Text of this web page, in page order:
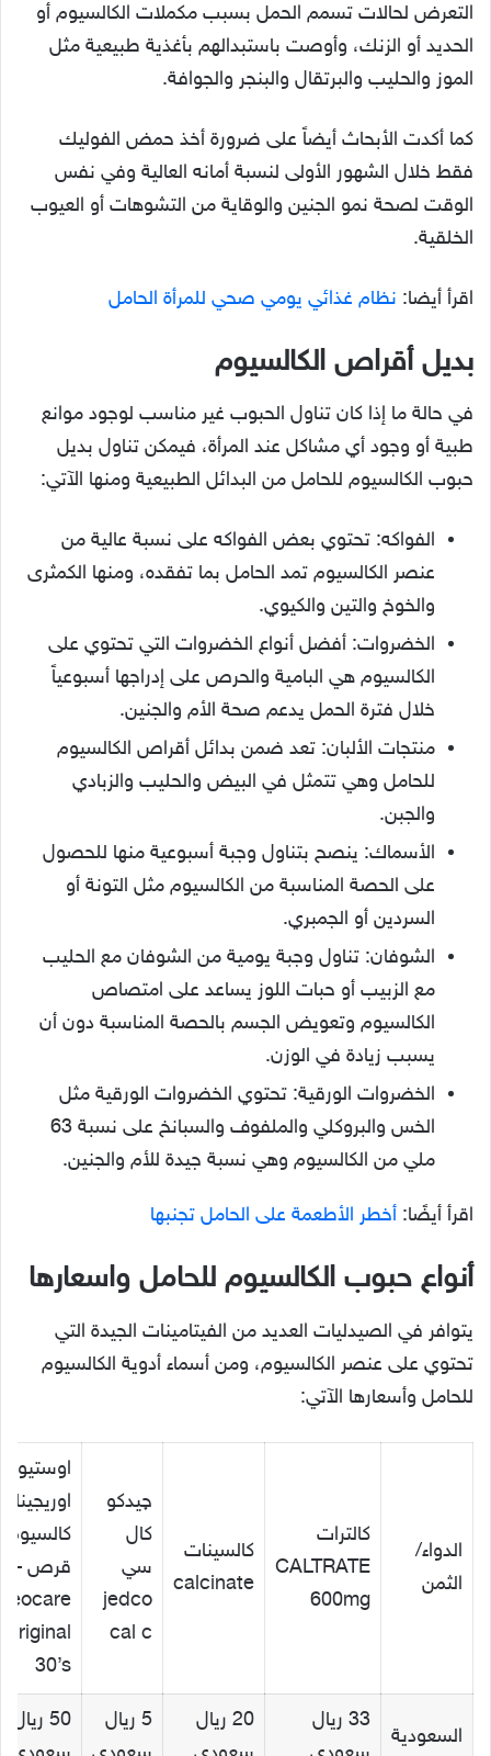
التعرض لحالات تسمم الحمل بسبب مكملات الكالسيوم أو
الحديد أو الزنك، وأوصت باستبدالهم بأغذية طبيعية مثل
الموز والحليب والبرتقال والبنجر والجوافة.
كما أكدت الأبحاث أيضاً على ضرورة أخذ حمض الفوليك
فقط خلال الشهور الأولى لنسبة أمانه العالية وفي نفس
الوقت لصحة نمو الجنين والوقاية من التشوهات أو العيوب
الخلقية.
اقرأ أيضا: نظام غذائي يومي صحي للمرأة الحامل
بديل أقراص الكالسيوم
في حالة ما إذا كان تناول الحبوب غير مناسب لوجود موانع
طبية أو وجود أي مشاكل عند المرأة، فيمكن تناول بديل
حبوب الكالسيوم للحامل من البدائل الطبيعية ومنها الآتي:
الفواكه: تحتوي بعض الفواكه على نسبة عالية من
عنصر الكالسيوم تمد الحامل بما تفقده، ومنها الكمثرى
والخوخ والتين والكيوي.
الخضروات: أفضل أنواع الخضروات التي تحتوي على
الكالسيوم هي البامية والحرص على إدراجها أسبوعياً
خلال فترة الحمل يدعم صحة الأم والجنين.
منتجات الألبان: تعد ضمن بدائل أقراص الكالسيوم
للحامل وهي تتمثل في البيض والحليب والزبادي
والجبن.
الأسماك: ينصح بتناول وجبة أسبوعية منها للحصول
على الحصة المناسبة من الكالسيوم مثل التونة أو
السردين أو الجمبري.
الشوفان: تناول وجبة يومية من الشوفان مع الحليب
مع الزبيب أو حبات اللوز يساعد على امتصاص
الكالسيوم وتعويض الجسم بالحصة المناسبة دون أن
يسبب زيادة في الوزن.
الخضروات الورقية: تحتوي الخضروات الورقية مثل
الخس والبروكلي والملفوف والسبانخ على نسبة 63
ملي من الكالسيوم وهي نسبة جيدة للأم والجنين.
اقرأ أيضًا: أخطر الأطعمة على الحامل تجنبها
أنواع حبوب الكالسيوم للحامل واسعارها
يتوافر في الصيدليات العديد من الفيتامينات الجيدة التي
تحتوي على عنصر الكالسيوم، ومن أسماء أدوية الكالسيوم
للحامل وأسعارها الآتي:
الدواء/
الثمن
كالترات
CALTRATE
600mg
كالسينات
calcinate
چيدكو
كال
سي
jedco
cal c
اوريجينال
قرص –
Original
30’s
السعودية
33 ريال
20 ريال
5 ريال
50 ريال